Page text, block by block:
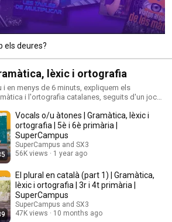
els deures?
lèxic i ortografia
i en menys de 6 minuts, expliquem els
i l'ortografia catalanes, seguits d'un joc
Vocals o/u àtones | Gramàtica, lèxic i
ortografia | 5è i 6è primària |
SuperCampus
SuperCampus and SX3
56K views
1 year ago
El plural en català (part 1) | Gramàtica,
lèxic i ortografia | 3r i 4t primària |
SuperCampus
SuperCampus and SX3
47K views
10 months ago